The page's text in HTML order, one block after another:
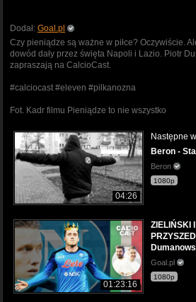
Dodał: Goal.pl
Czy pieniądze są ważne w piłce? Oczywiście.
dowód dały przez święta Napoli i Lazio. Piotr
zapraszają na CalcioCast.
#calciocast #eleven #pilkanozna
Fot. Kadr filmu Pieniądze to nie wszystko
04:26
Następne
Beron -
Beron
1080p
01:23:16
ZIELIŃSKI
Goal.pl
1080p